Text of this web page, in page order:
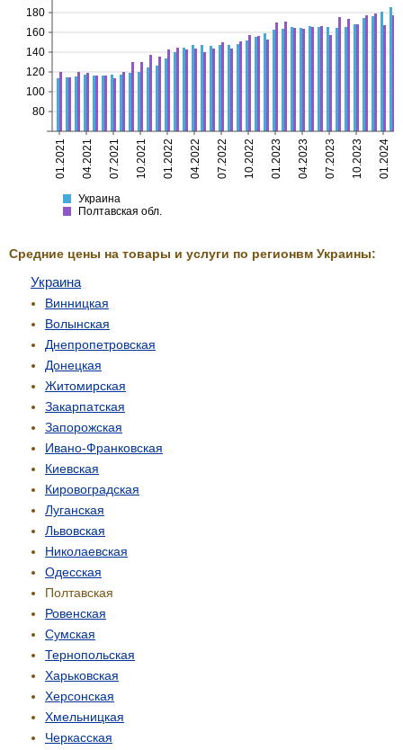
Украина
Полтавская
01.2021 04.2021 07.2021 10.2021 01.2022 04.2022 07.2022 10.2022 01.2023 04.2023 07.2023 10.2023 01.2024
80
100
120
140
160
180
Украина
Полтавская обл.
Средние цены на товары и услуги по регионвм Украины:
Украина
Винницкая
Волынская
Днепропетровская
Донецкая
Житомирская
Закарпатская
Запорожская
Ивано-Франковская
Киевская
Кировоградская
Луганская
Львовская
Николаевская
Одесская
Полтавская
Ровенская
Сумская
Тернопольская
Харьковская
Херсонская
Хмельницкая
Черкасская